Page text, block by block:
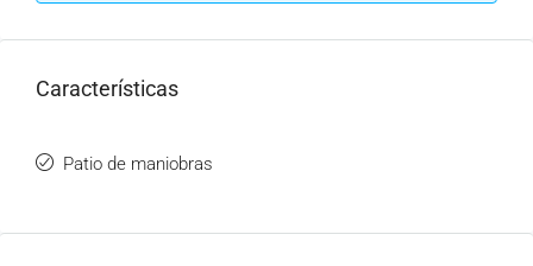
Características
Patio de maniobras